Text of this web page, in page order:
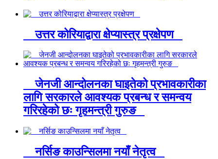
उत्तर कोरियाद्वारा क्षेप्यास्त्र प्रक्षेपण
जेनजी आन्दोलनका घाइतेको प्रभावकारीका
लागि सरकारले आवश्यक प्रबन्ध र समन्वय
गरिरहेको छः गृहमन्त्री गुरुङ
नर्सिङ काउन्सिलमा नयाँ नेतृत्व